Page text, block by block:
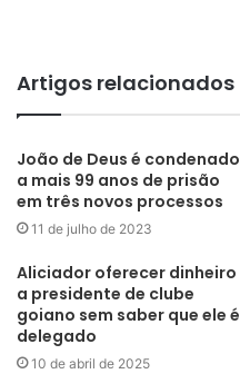
Artigos relacionados
João de Deus é condenado
a mais 99 anos de prisão
em três novos processos
11 de julho de 2023
Aliciador oferecer dinheiro
a presidente de clube
goiano sem saber que ele é
delegado
10 de abril de 2025